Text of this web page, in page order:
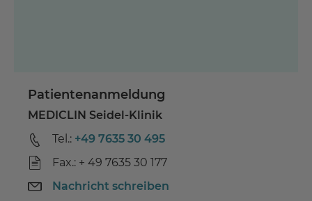
Patientenanmeldung
MEDICLIN Seidel-Klinik
Tel.: +49 7635 30 495
Fax.: + 49 7635 30 177
Nachricht schreiben